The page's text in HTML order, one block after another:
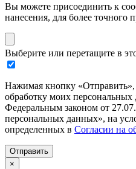
Вы можете присоединить к
нанесения, для более точного
Выберите или перетащите в
Нажимая кнопку «Отправить»,
обработку моих персональных
Федеральным законом от
персональных данных», на
определенных в Согласии на
Отправить
×